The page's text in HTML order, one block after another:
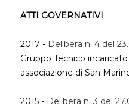
ATTI GOVERNATIVI
2017 - Delibera n. 4 del
Gruppo Tecnico
associazione di San
2015 - Delibera n. 3 del